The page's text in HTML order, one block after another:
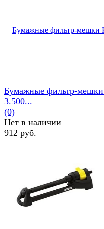
Бумажные фильтр-
3.500...
(0)
Нет в наличии
912 руб.